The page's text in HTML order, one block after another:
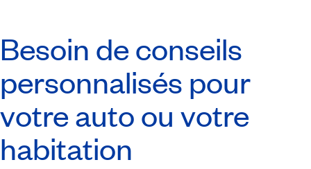
Besoin de conseils
personnalisés pour
votre auto ou votre
habitation